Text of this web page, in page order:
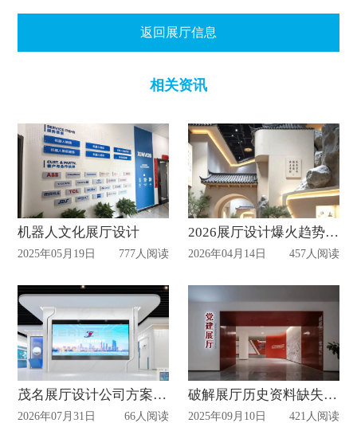
返回展厅信息
相关资讯
机器人文化展厅设计
2025年05月19日 777人阅读
2026展厅设计爆火趋势！看完直接封神​
2026年04月14日 457人阅读
茂名展厅设计公司方案询价口碑甄选：2026年行业参考指南
2026年07月31日 66人阅读
破解展厅历史资料缺失难题：8个实用途径，让国企过往 “看得见、可触摸”
2025年09月10日 421人阅读